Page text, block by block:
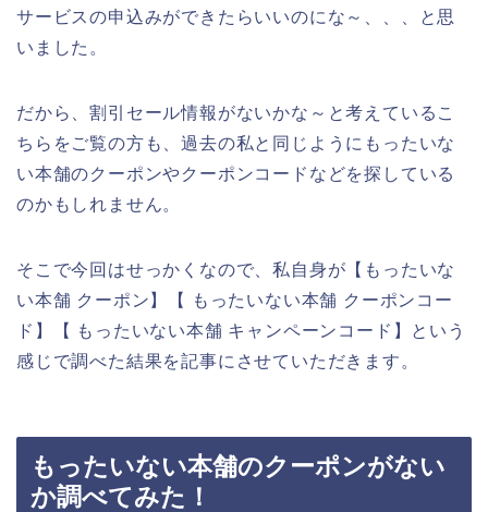
サービスの申込みができたらいいのにな～、、、と思
いました。
だから、割引セール情報がないかな～と考えているこ
ちらをご覧の方も、過去の私と同じようにもったいな
い本舗のクーポンやクーポンコードなどを探している
のかもしれません。
そこで今回はせっかくなので、私自身が【もったいな
い本舗 クーポン】【 もったいない本舗 クーポンコー
ド】【 もったいない本舗 キャンペーンコード】という
感じで調べた結果を記事にさせていただきます。
もったいない本舗のクーポンがない
か調べてみた！